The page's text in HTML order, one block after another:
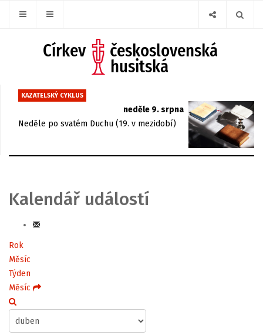
KAZATELSKÝ CYKLUS
neděle 9. srpna
Neděle po svatém Duchu (19. v mezidobí)
Kalendář událostí
Rok
Měsíc
Týden
Měsíc